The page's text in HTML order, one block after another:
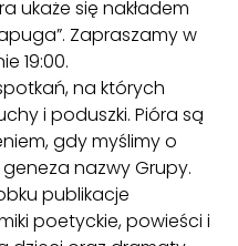
ukaże się nakładem
Zapraszamy w
19:00.
na których
i poduszki. Pióra są
gdy myślimy o
geneza nazwy Grupy.
publikacje
poetyckie, powieści i